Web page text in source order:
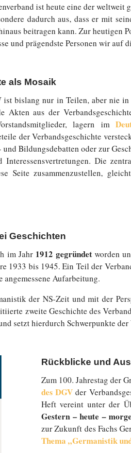
ist heute eine der
dadurch aus, dass er mit
bei­tra­gen kann. Zur heu­ti­gen
und prä­gends­te Per­so­nen wir auf
als Mosaik
ist bislang nur in Teilen, aber nie
Akten aus der
lagern im
der Ver­bands­ge­schich­te
und Bil­dungs­de­bat­ten oder zur
Die
Seite zu­sam­men­zu­stel­len,
Geschichten
im Jahr 1912 ge­grün­detworden
1933 bis 1945. Ein Teil der
Aufarbeitung.
der NS-Zeit und mit der
zweite Ge­schich­te des
setzt hier­durch Schwer­punk­te
Rückblicke und
Zum 100. Jah­res­tag der
des DGV der
Heft vereint unter der
Gestern – heute –
zur Zukunft des Fachs
Thema „Ger­ma­nis­tik